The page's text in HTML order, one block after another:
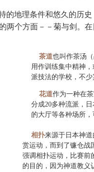
的地理条件和悠久的历
两个方面－－菊与剑。
茶道也叫作茶汤
用作训练集中精神
派技法的学校，不少
花道作为一种在
分成20多种流派，
的大厅等各种场所
相扑来源于日本神
赏运动，而到了镰仓战
强调相扑运动，比赛前
的目的，因为神道教义